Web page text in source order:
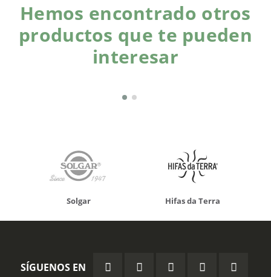
Hemos encontrado otros
productos que te pueden
interesar
Solgar Hifas da Terra
SÍGUENOS EN